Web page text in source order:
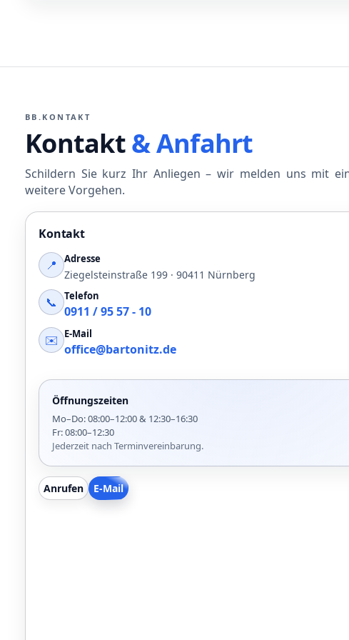
BB.KONTAKT
Kontakt& Anfahrt
Schildern Sie kurz Ihr Anliegen – wir melden uns mit
weitere Vorgehen.
Kontakt
📍
Adresse
Ziegelsteinstraße 199 · 90411 Nürnberg
📞 Telefon
0911 / 95 57 - 10
✉️
E-Mail
office@bartonitz.de
Öffnungszeiten
Mo–Do: 08:00–12:00 & 12:30–16:30
Fr: 08:00–12:30
Jederzeit nach Terminvereinbarung.
Anrufen E-Mail